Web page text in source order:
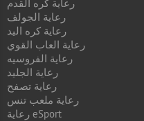
رعاية كره القدم
رعاية الجولف
رعاية كره اليد
رعاية العاب القوي
رعاية الفروسيه
رعاية الجليد
رعاية تصفح
رعاية ملعب تنس
رعاية eSport